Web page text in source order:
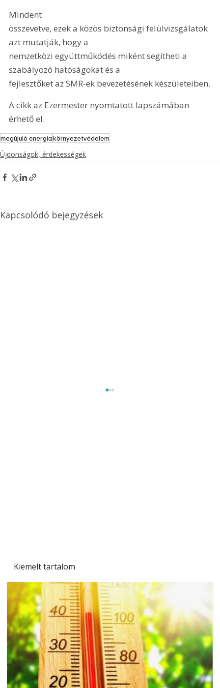
Kiemelt tartalom
Mindent
összevetve, ezek a közös biztonsági felülvizsgálatok
azt mutatják, hogy a
nemzetközi együttműködés miként segítheti a
szabályozó hatóságokat és a
fejlesztőket az SMR-ek bevezetésének készületeiben.
A cikk az Ezermester nyomtatott lapszámában
érhető el.
megújuló energiakörnyezetvédelem
Újdonságok, érdekességek
Kapcsolódó bejegyzések